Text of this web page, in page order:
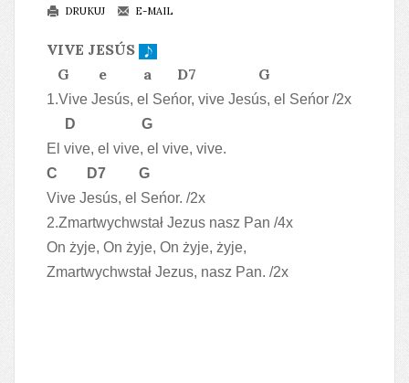
DRUKUJ E-MAIL
VIVE JESÚS
G e a D7 G
1.Vive Jesús, el Seńor, vive Jesús, el Seńor /2x
D G
El vive, el vive, el vive, vive.
C D7 G
Vive Jesús, el Seńor. /2x
2.Zmartwychwstał Jezus nasz Pan /4x
On żyje, On żyje, On żyje, żyje,
Zmartwychwstał Jezus, nasz Pan. /2x